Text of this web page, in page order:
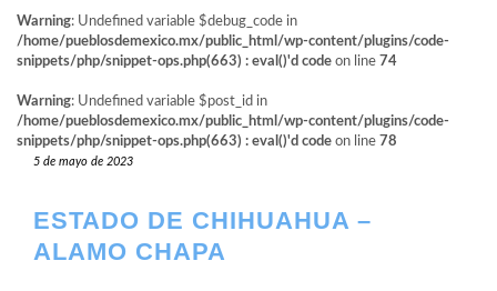
Warning: Undefined variable $debug_code in
/home/pueblosdemexico.mx/public_html/wp-content/plugins/code-
snippets/php/snippet-ops.php(663) : eval()'d code on line 74
Warning: Undefined variable $post_id in
/home/pueblosdemexico.mx/public_html/wp-content/plugins/code-
snippets/php/snippet-ops.php(663) : eval()'d code on line 78
5 de mayo de 2023
ESTADO DE CHIHUAHUA –
ALAMO CHAPA